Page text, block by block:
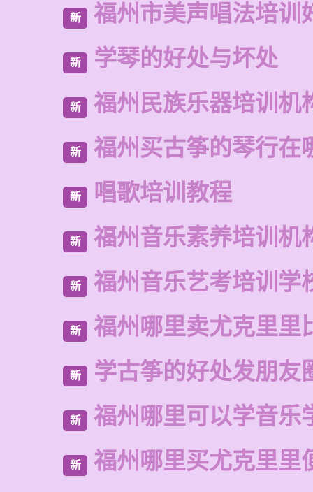
新 福州市美声唱法培训
新 学琴的好处与坏处
新 福州民族乐器培训机
新 福州买古筝的琴行在
新 唱歌培训教程
新 福州音乐素养培训机
新 福州音乐艺考培训学
新 福州哪里卖尤克里里
新 学古筝的好处发朋友
新 福州哪里可以学音乐
新 福州哪里买尤克里里